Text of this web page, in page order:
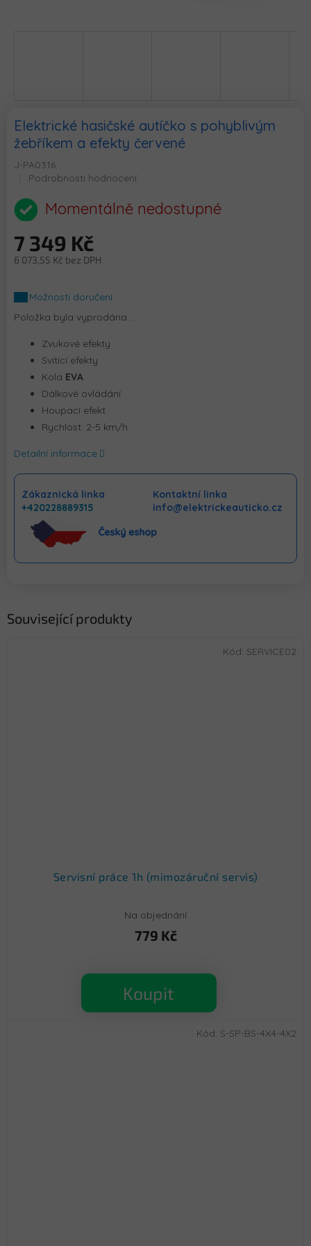
Elektrické hasičské autíčko s pohyblivým
žebříkem a efekty červené
J-PA0316
Průměrné
produktu
je
z
5
Podrobnosti hodnocení
Momentálně nedostupné
7 349 Kč
6 073,55 Kč bez DPH
cena:Možnosti doručení
Položka byla vyprodána…
Zvukové efekty
Svítící efekty
Kola EVA
Dálkové ovládání
Houpací efekt
Rychlost: 2-5 km/h
Detailní informace
Zákaznická linka
+420228889315
Kontaktní linka
info@elektrickeauticko.cz
Související produkty
Servisní práce 1h (mimozáruční servis)
Na objednání
779 Kč
Koupit
Kód: SERVICE02
Kód: S-SP-BS-4X4-4X2